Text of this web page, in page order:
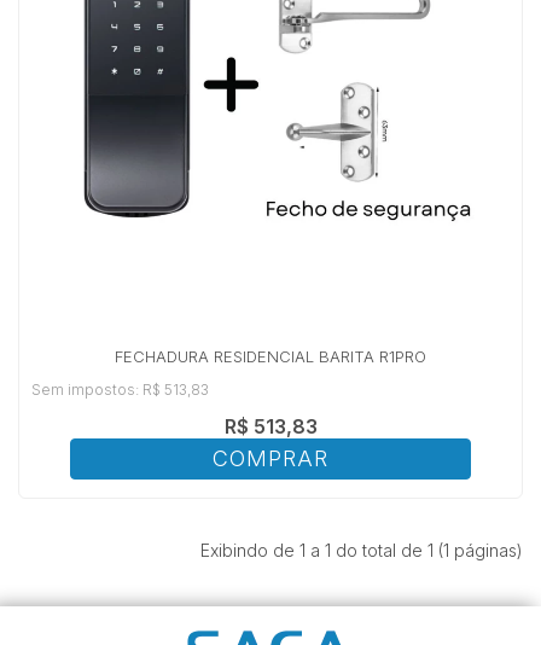
FECHADURA RESIDENCIAL BARITA R1PRO
R$ 513,83
Sem impostos: R$ 513,83
COMPRAR
Exibindo de 1 a 1 do total de 1 (1 páginas)